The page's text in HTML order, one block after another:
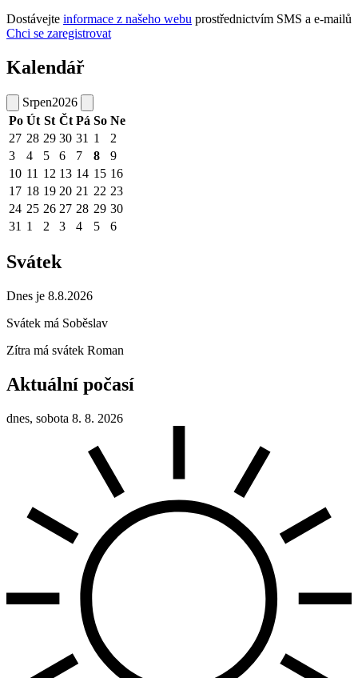
Dostávejte informace z našeho webu prostřednictvím SMS a e-mailů
Chci se zaregistrovat
Kalendář
Srpen2026
Po Út St Čt Pá So Ne
27 28 29 30 31 1
2
3
4 5 6 7 8
9
10 11 12 13 14 15 16
17 18 19 20 21 22 23
24 25 26 27 28 29 30
31 1 2 3 4 5 6
Svátek
Dnes je 8.8.2026
Svátek má Soběslav
Zítra má svátek Roman
Aktuální počasí
dnes, sobota 8. 8. 2026